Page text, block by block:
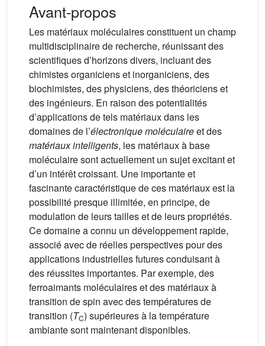
Avant-propos
Les matériaux moléculaires constituent un champ
multidisciplinaire de recherche, réunissant des
scientifiques d’horizons divers, incluant des
chimistes organiciens et inorganiciens, des
biochimistes, des physiciens, des théoriciens et
des ingénieurs. En raison des potentialités
d’applications de tels matériaux dans les
domaines de l’électronique moléculaireet des
matériaux intelligents, les matériaux à base
moléculaire sont actuellement un sujet excitant et
d’un intérêt croissant. Une importante et
fascinante caractéristique de ces matériaux est la
possibilité presque illimitée, en principe, de
modulation de leurs tailles et de leurs propriétés.
Ce domaine a connu un développement rapide,
associé avec de réelles perspectives pour des
applications industrielles futures conduisant à
des réussites importantes. Par exemple, des
ferroaimants moléculaires et des matériaux à
transition de spin avec des températures de
transition (TC) supérieures à la température
ambiante sont maintenant disponibles.